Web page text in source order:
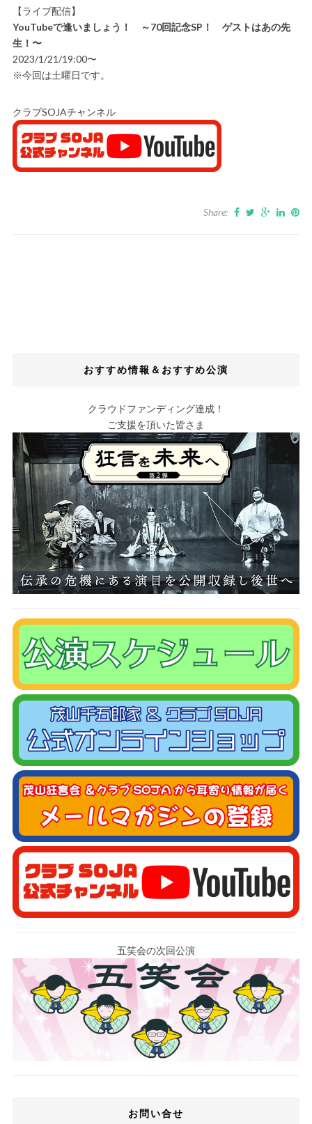
【ライブ配信】
YouTubeで逢いましょう！ ～70回記念SP！ ゲストはあの先
生！〜
2023/1/21/19:00〜
※今回は土曜日です。
クラブSOJAチャンネル
Share:
おすすめ情報＆おすすめ公演
クラウドファンディング達成！
ご支援を頂いた皆さま
五笑会の次回公演
お問い合せ